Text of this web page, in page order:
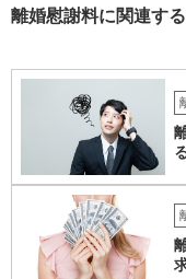
離婚慰謝料に関連す